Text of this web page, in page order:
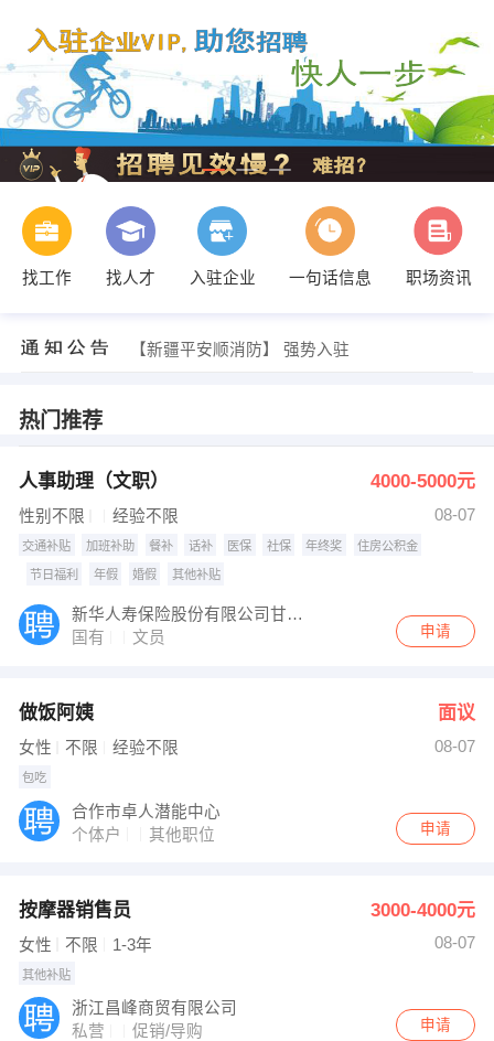
找工作 找人才 入驻企业 一句话信息
职场资讯
【新疆平安顺消防】 强势入驻
发布 [按摩器销售员 ] 招聘信息
发布 [N多寿司 ] 招聘信息
【无】 强势入驻
热门推荐
人事助理（文职） 4000-5000元
性别不限 经验不限 08-07
交通补贴 加班补助 餐补 话补 医保 社保 年终奖 住房公积金
节日福利 年假 婚假 其他补贴
新华人寿保险股份有限公司甘南中心支公司
国有
文员 申请
做饭阿姨 面议
女性 不限 经验不限 08-07
包吃
合作市卓人潜能中心
个体户
其他职位 申请
按摩器销售员 3000-4000元
女性 不限 1-3年 08-07
其他补贴
浙江昌峰商贸有限公司
私营
促销/导购 申请